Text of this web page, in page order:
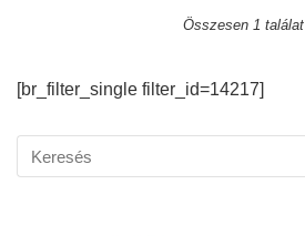
Összesen 1 találat
[br_filter_single filter_id=14217]